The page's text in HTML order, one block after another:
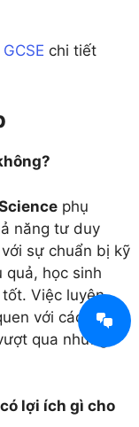
chi tiết
phụ
năng tư duy
sự chuẩn bị kỹ
quả, học sinh
Việc luyện
với các dạng
qua những
lợi ích gì cho